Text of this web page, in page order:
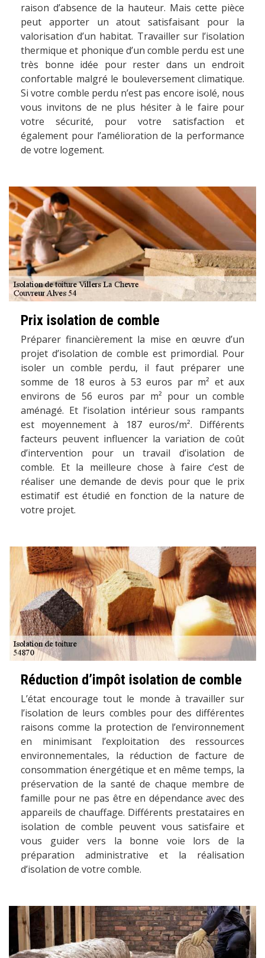
raison d’absence de la hauteur. Mais cette pièce
peut apporter un atout satisfaisant pour la
valorisation d’un habitat. Travailler sur l’isolation
thermique et phonique d’un comble perdu est une
très bonne idée pour rester dans un endroit
confortable malgré le bouleversement climatique.
Si votre comble perdu n’est pas encore isolé, nous
vous invitons de ne plus hésiter à le faire pour
votre sécurité, pour votre satisfaction et
également pour l’amélioration de la performance
de votre logement.
Prix isolation de comble
Préparer financièrement la mise en œuvre d’un
projet d’isolation de comble est primordial. Pour
isoler un comble perdu, il faut préparer une
somme de 18 euros à 53 euros par m² et aux
environs de 56 euros par m² pour un comble
aménagé. Et l’isolation intérieur sous rampants
est moyennement à 187 euros/m². Différents
facteurs peuvent influencer la variation de coût
d’intervention pour un travail d’isolation de
comble. Et la meilleure chose à faire c’est de
réaliser une demande de devis pour que le prix
estimatif est étudié en fonction de la nature de
votre projet.
Réduction d’impôt isolation de comble
L’état encourage tout le monde à travailler sur
l’isolation de leurs combles pour des différentes
raisons comme la protection de l’environnement
en minimisant l’exploitation des ressources
environnementales, la réduction de facture de
consommation énergétique et en même temps, la
préservation de la santé de chaque membre de
famille pour ne pas être en dépendance avec des
appareils de chauffage. Différents prestataires en
isolation de comble peuvent vous satisfaire et
vous guider vers la bonne voie lors de la
préparation administrative et la réalisation
d’isolation de votre comble.